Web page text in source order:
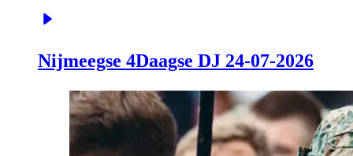
Nijmeegse 4Daagse DJ 24-07-2026